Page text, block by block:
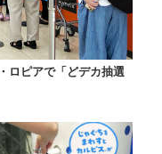
ロピアで「どデカ抽選